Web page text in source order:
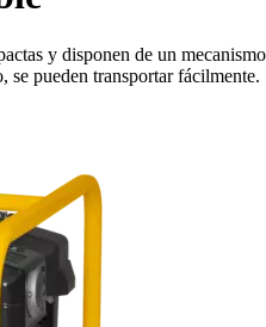
y disponen de un
pueden transportar fácilmente.